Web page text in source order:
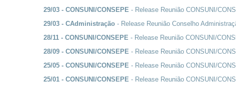
29/03 - CONSUNI/CONSEPE - Release Reunião CONSUNI/
29/03 - CAdministração - Release Reunião Conselho
28/11 - CONSUNI/CONSEPE - Release Reunião CONSUNI/
28/09 - CONSUNI/CONSEPE - Release Reunião CONSUNI/
25/05 - CONSUNI/CONSEPE - Release Reunião CONSUNI/
25/01 - CONSUNI/CONSEPE - Release Reunião CONSUNI/